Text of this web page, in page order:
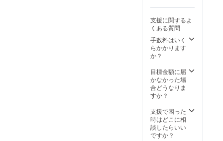
支援に関するよ
くある質問
手数料はいく
らかかります
か？
目標金額に届
かなかった場
合どうなりま
すか？
支援で困った
時はどこに相
談したらいい
ですか？